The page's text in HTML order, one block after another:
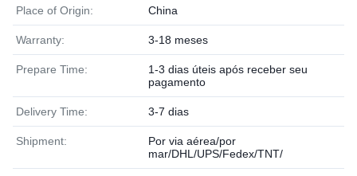
Place of Origin: China
Warranty: 3-18 meses
Prepare Time:
1-3 dias úteis após receber seu
pagamento
Delivery Time: 3-7 dias
Shipment:
Por via aérea/por
mar/DHL/UPS/Fedex/TNT/